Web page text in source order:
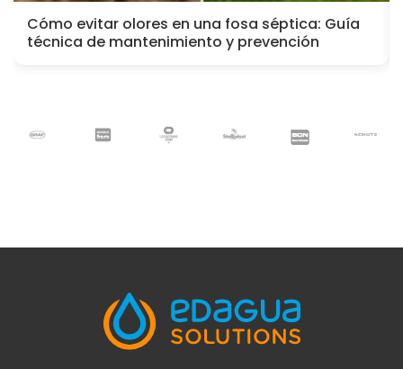
Cómo evitar olores en una fosa séptica: Guía
técnica de mantenimiento y prevención